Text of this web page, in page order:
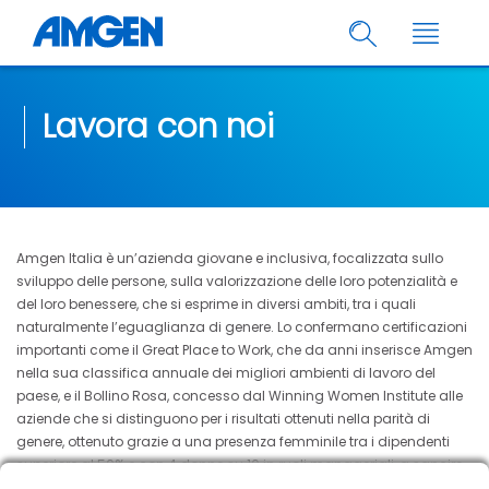
Lavora con noi
Amgen Italia è un’azienda giovane e inclusiva, focalizzata sullo
sviluppo delle persone, sulla valorizzazione delle loro potenzialità e
del loro benessere, che si esprime in diversi ambiti, tra i quali
naturalmente l’eguaglianza di genere. Lo confermano certificazioni
importanti come il Great Place to Work, che da anni inserisce Amgen
nella sua classifica annuale dei migliori ambienti di lavoro del
paese, e il Bollino Rosa, concesso dal Winning Women Institute alle
aziende che si distinguono per i risultati ottenuti nella parità di
genere, ottenuto grazie a una presenza femminile tra i dipendenti
superiore al 50% e con 4 donne su 10 in ruoli manageriali, a sancire